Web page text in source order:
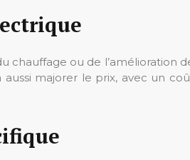
chauffage ou de l’amélioration
aussi majorer le prix, avec un